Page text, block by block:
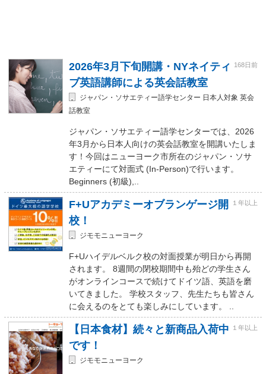
2026年3月下旬開講・NYネイティ
ブ英語講師による英会話教室
168日前
ジャパン・ソサエティー語学センター 日本人対象 英会
話教室
ジャパン・ソサエティー語学センターでは、2026
年3月から日本人向けの英会話教室を開講いたしま
す！今回はニューヨーク市所在のジャパン・ソサ
エティーにて対面式 (In-Person)で行います。
Beginners (初級),..
F+Uアカデミーオブランゲージ開
校！
１年以上
ジモモニューヨーク
F+Uハイデルベルク校の対面授業が明日から再開
されます。 8週間の閉校期間中も殆どの学生さん
がオンラインコースで続けてドイツ語、英語を磨
いてきました。 学校スタッフ、先生たちも皆さん
に会えるのをとても楽しみにしています。 ..
【日本食材】続々と新商品入荷中
です！
１年以上
ジモモニューヨーク